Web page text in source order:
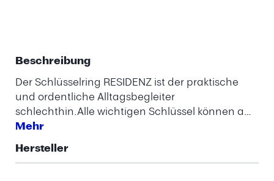
Beschreibung
Der Schlüsselring RESIDENZ ist der praktische
und ordentliche Alltagsbegleiter
schlechthin.Alle wichtigen Schlüssel können a…
Mehr
Hersteller